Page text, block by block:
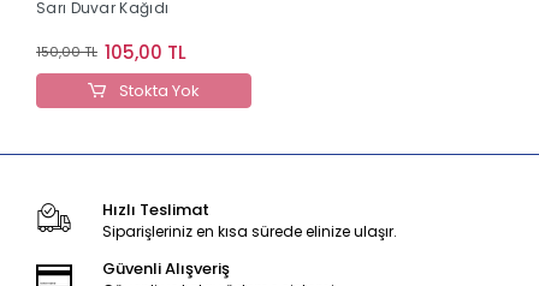
Sarı Duvar Kağıdı
150,00 TL 105,00 TL
Stokta Yok
Hızlı Teslimat
Siparişleriniz en kısa sürede elinize ulaşır.
Güvenli Alışveriş